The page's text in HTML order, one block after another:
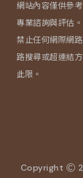
網站內容僅供參
專業諮詢與評估。
禁止任何網際網
路搜尋或超連結
此限。
Copyright